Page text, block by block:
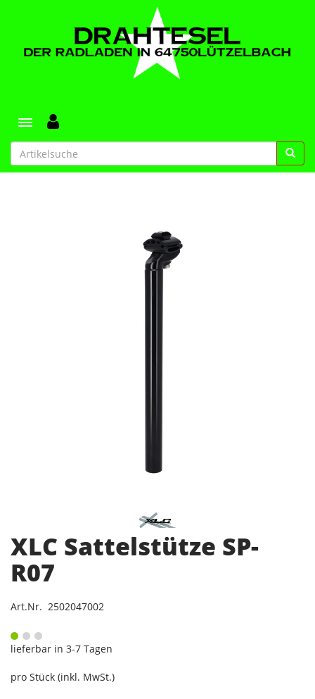
Toggle navigation
XLC Sattelstütze SP-
R07
Art.Nr. 2502047002
lieferbar in 3-7 Tagen
pro Stück (inkl. MwSt.)